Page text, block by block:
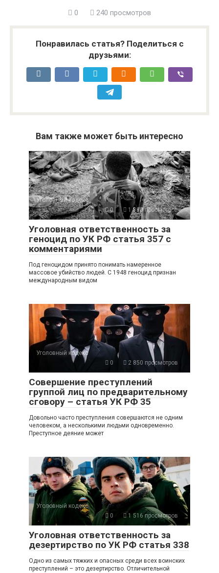
0 240 просмотров
Понравилась статья? Поделиться с
друзьями:
Вам также может быть интересно
Уголовный кодекс
0
1 390 просмотров
Уголовная ответственность за
геноцид по УК РФ статья 357 с
комментариями
Под геноцидом принято понимать намеренное
массовое убийство людей. С 1948 геноцид признан
международным видом
Уголовный кодекс
0
2 850 просмотров
Совершение преступлений
группой лиц по предварительному
сговору – статья УК РФ 35
Довольно часто преступления совершаются не одним
человеком, а несколькими людьми одновременно.
Преступное деяние может
Уголовный кодекс
0
1 516 просмотров
Уголовная ответственность за
дезертирство по УК РФ статья 338
Одно из самых тяжких и опасных среди всех воинских
преступлений – это дезертирство. Отличительной